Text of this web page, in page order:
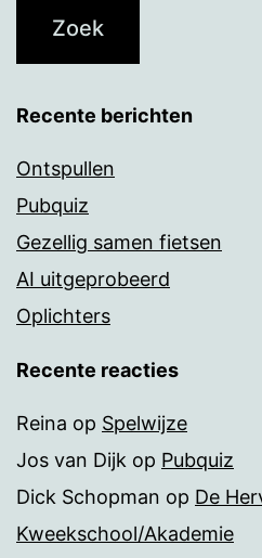
Recente berichten
Ontspullen
Pubquiz
Gezellig samen fietsen
AI uitgeprobeerd
Oplichters
Recente reacties
Reina op Spelwijze
Jos van Dijk op Pubquiz
Dick Schopman op De
Kweekschool/Akademie